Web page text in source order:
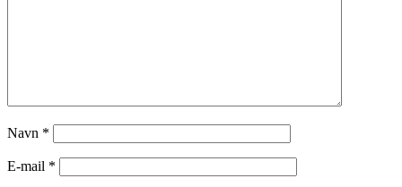
Navn *
E-mail *